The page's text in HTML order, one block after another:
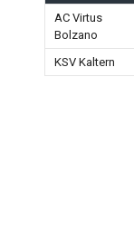
AC Virtus
Bolzano
KSV Kaltern